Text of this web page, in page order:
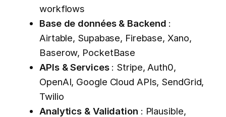
workflows
Base de données & Backend :
Airtable, Supabase, Firebase, Xano,
Baserow, PocketBase
APIs & Services: Stripe, Auth0,
OpenAI, Google Cloud APIs, SendGrid,
Twilio
Analytics & Validation : Plausible,